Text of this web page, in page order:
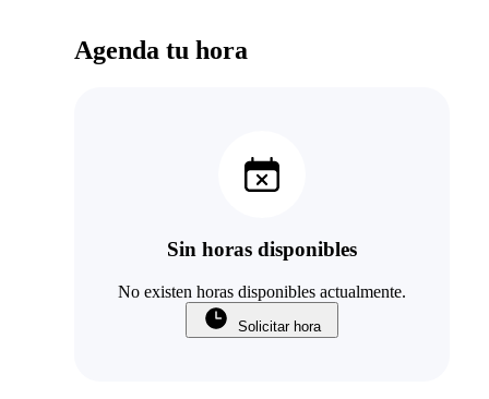
Agenda tu hora
Sin horas disponibles
No existen horas disponibles actualmente.
Solicitar hora